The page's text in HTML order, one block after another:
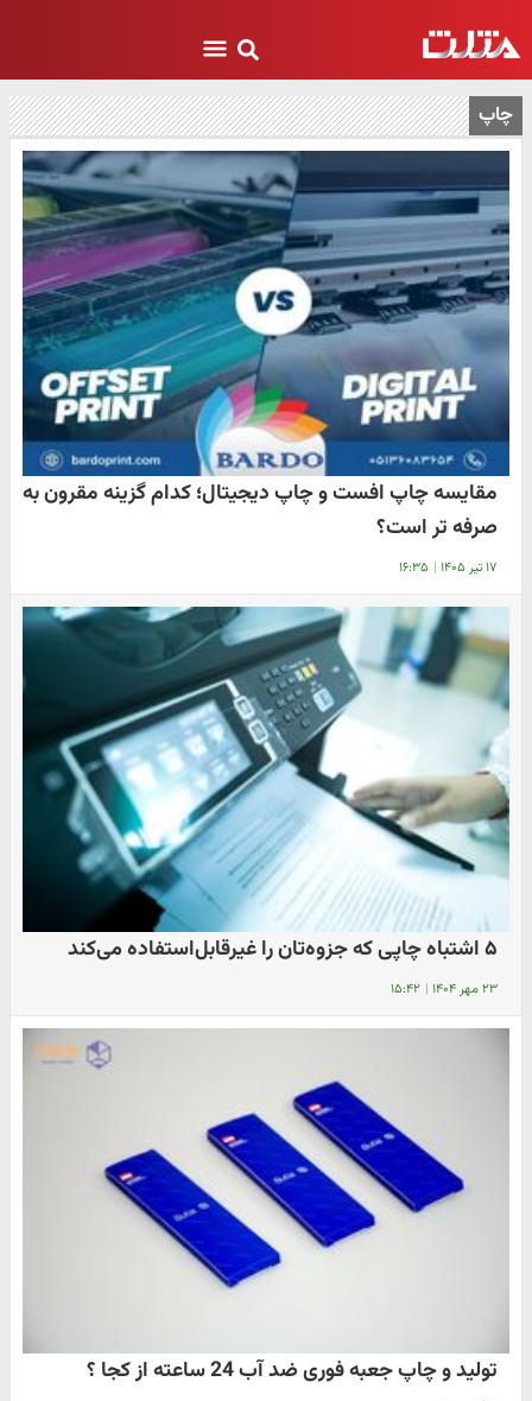
چاپ
مقایسه چاپ افست و چاپ دیجیتال؛ کدام گزینه مقرون ‌به
‌صرفه ‌تر است؟
۱۷ تیر ۱۴۰۵ | ۱۶:۳۵
۵ اشتباه چاپی که جزوه‌تان را غیرقابل‌استفاده می‌کند
۲۳ مهر ۱۴۰۴ | ۱۵:۴۲
تولید و چاپ جعبه فوری ضد آب 24 ساعته از کجا ؟